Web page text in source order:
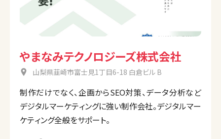
やまなみテクノロジーズ株式会社
山梨県韮崎市富士見1丁目6-18 白倉ビル B
制作だけでなく、企画からSEO対策、データ分析など
デジタルマーケティングに強い制作会社。デジタルマー
ケティング全般をサポート。